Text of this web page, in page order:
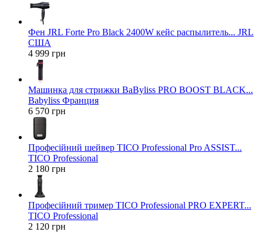
Фен JRL Forte Pro Black 2400W кейс распылитель... JRL
США
4 999 грн
Машинка для стрижки BaByliss PRO BOOST BLACK...
Babyliss Франция
6 570 грн
Професійний шейвер TICO Professional Pro ASSIST...
TICO Professional
2 180 грн
Професійний тример TICO Professional PRO EXPERT...
TICO Professional
2 120 грн